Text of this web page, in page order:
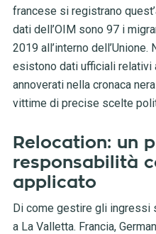
francese si registrano
dati dell’OIM sono 97 i
2019 all’interno dell’Unione.
esistono dati ufficiali relativi
annoverati nella cronaca
vittime di precise scelte
Relocation: un
responsabilità
applicato
Di come gestire gli ingressi
a La Valletta. Francia,